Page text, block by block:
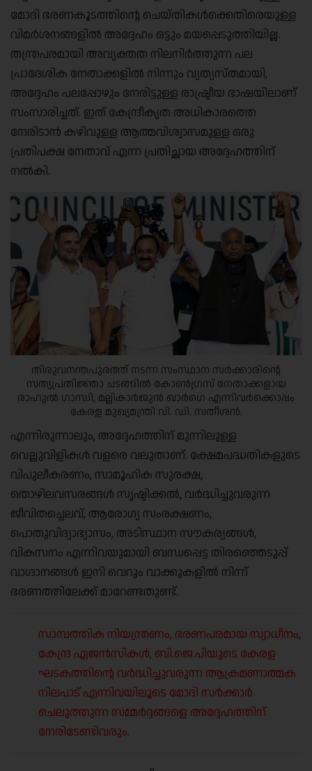
മോദി ഭരണകൂടത്തിന്റെ ചെയ്തികൾക്കെതിരെയുള്ള
വിമർശനങ്ങളിൽ അദ്ദേഹം ഒട്ടും മയപ്പെടുത്തിയില്ല.
തന്ത്രപരമായി അവ്യക്തത നിലനിർത്തുന്ന പല
പ്രാദേശിക നേതാക്കളിൽ നിന്നും വ്യത്യസ്തമായി,
അദ്ദേഹം പലപ്പോഴും നേരിട്ടുള്ള രാഷ്ട്രീയ ഭാഷയിലാണ്
സംസാരിച്ചത്. ഇത് കേന്ദ്രീകൃത അധികാരത്തെ
നേരിടാൻ കഴിവുള്ള ആത്മവിശ്വാസമുള്ള ഒരു
പ്രതിപക്ഷ നേതാവ് എന്ന പ്രതിച്ഛായ അദ്ദേഹത്തിന്
നൽകി.
തിരുവനന്തപുരത്ത് നടന്ന സംസ്ഥാന സർക്കാരിന്റെ
സത്യപ്രതിജ്ഞാ ചടങ്ങിൽ കോൺഗ്രസ് നേതാക്കളായ
രാഹുൽ ഗാന്ധി, മല്ലികാർജുൻ ഖാർഗെ എന്നിവർക്കൊപ്പം
കേരള മുഖ്യമന്ത്രി വി. ഡി. സതീശൻ.
എന്നിരുന്നാലും, അദ്ദേഹത്തിന് മുന്നിലുള്ള
വെല്ലുവിളികൾ വളരെ വലുതാണ്. ക്ഷേമപദ്ധതികളുടെ
വിപുലീകരണം, സാമൂഹിക സുരക്ഷ,
തൊഴിലവസരങ്ങൾ സൃഷ്ടിക്കൽ, വർദ്ധിച്ചുവരുന്ന
ജീവിതച്ചെലവ്, ആരോഗ്യ സംരക്ഷണം,
പൊതുവിദ്യാഭ്യാസം, അടിസ്ഥാന സൗകര്യങ്ങൾ,
വികസനം എന്നിവയുമായി ബന്ധപ്പെട്ട തിരഞ്ഞെടുപ്പ്
വാഗ്ദാനങ്ങൾ ഇനി വെറും വാക്കുകളിൽ നിന്ന്
ഭരണത്തിലേക്ക് മാറേണ്ടതുണ്ട്.
സാമ്പത്തിക നിയന്ത്രണം, ഭരണപരമായ സ്വാധീനം,
കേന്ദ്ര ഏജൻസികൾ, ബി.ജെ.പിയുടെ കേരള
ഘടകത്തിന്റെ വർദ്ധിച്ചുവരുന്ന ആക്രമണാത്മക
നിലപാട് എന്നിവയിലൂടെ മോദി സർക്കാർ
ചെലുത്തുന്ന സമ്മർദ്ദങ്ങളെ അദ്ദേഹത്തിന്
നേരിടേണ്ടിവരും.